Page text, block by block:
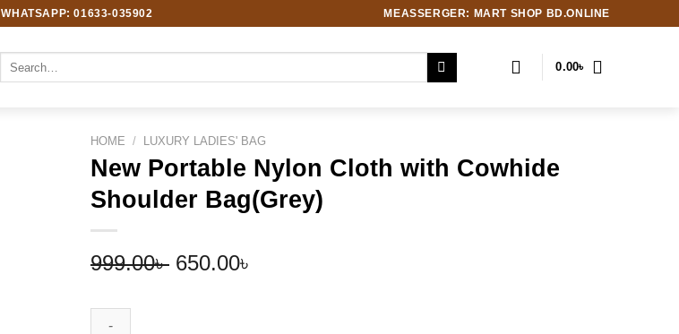
WHATSAPP: 01633-035902 MEASSERGER: MART SHOP BD.ONLINE
0.00৳
HOME / LUXURY LADIES' BAG
New Portable Nylon Cloth with Cowhide
Shoulder Bag(Grey)
999.00৳ Original
650.00৳